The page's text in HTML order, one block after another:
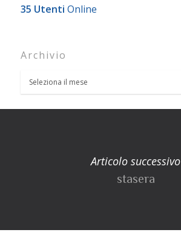
35 Utenti Online
Archivio
Articolo successivo
stasera